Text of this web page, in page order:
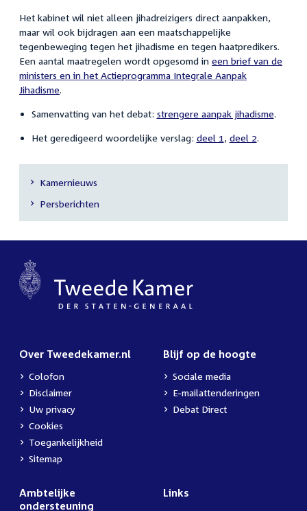
Het kabinet wil niet alleen jihadreizigers direct aanpakken,
maar wil ook bijdragen aan een maatschappelijke
tegenbeweging tegen het jihadisme en tegen haatpredikers.
Een aantal maatregelen wordt opgesomd in een brief van de
ministers en in het Actieprogramma Integrale Aanpak
Jihadisme.
Samenvatting van het debat: strengere aanpak jihadisme.
Het geredigeerd woordelijke verslag: deel 1, deel 2.
Secundaire
navigatie
Kamernieuws
Persberichten
Over Tweedekamer.nl
Colofon
Disclaimer
Uw privacy
Cookies
Toegankelijkheid
Sitemap
Blijf op de hoogte
Sociale media
E-mailattenderingen
Debat Direct
Ambtelijke
ondersteuning
Links